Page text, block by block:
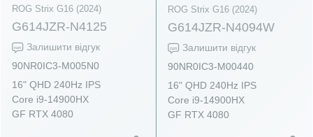
ROG Strix G16 (2024)
G614JZR-N4125
Залишити відгук
90NR0IC3-M005N0
16" QHD 240Hz IPS
Core i9-14900HX
GF RTX 4080
ROG Strix G16 (2024)
G614JZR-N4094W
Залишити відгук
90NR0IC3-M00440
16" QHD 240Hz IPS
Core i9-14900HX
GF RTX 4080